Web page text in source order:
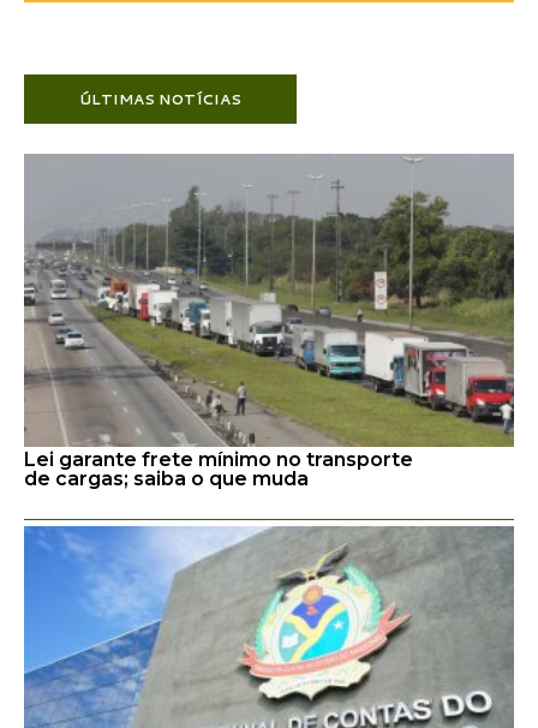
ÚLTIMAS NOTÍCIAS
Lei garante frete mínimo no transporte
de cargas; saiba o que muda